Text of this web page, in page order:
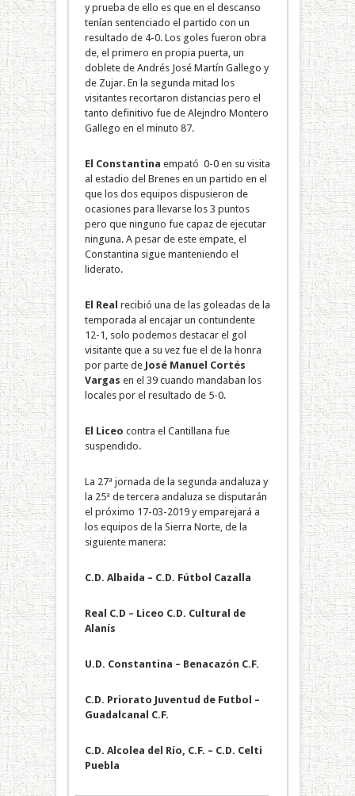
y prueba de ello es que en el descanso
tenían sentenciado el partido con un
resultado de 4-0. Los goles fueron obra
de, el primero en propia puerta, un
doblete de Andrés José Martín Gallego y
de Zujar. En la segunda mitad los
visitantes recortaron distancias pero el
tanto definitivo fue de Alejndro Montero
Gallego en el minuto 87.
El Constantina empató 0-0 en su visita
al estadio del Brenes en un partido en el
que los dos equipos dispusieron de
ocasiones para llevarse los 3 puntos
pero que ninguno fue capaz de ejecutar
ninguna. A pesar de este empate, el
Constantina sigue manteniendo el
liderato.
El Real recibió una de las goleadas de la
temporada al encajar un contundente
12-1, solo podemos destacar el gol
visitante que a su vez fue el de la honra
por parte de José Manuel Cortés
Vargas en el 39 cuando mandaban los
locales por el resultado de 5-0.
El Liceo contra el Cantillana fue
suspendido.
La 27ª jornada de la segunda andaluza y
la 25ª de tercera andaluza se disputarán
el próximo 17-03-2019 y emparejará a
los equipos de la Sierra Norte, de la
siguiente manera:
C.D. Albaida – C.D. Fútbol Cazalla
Real C.D – Liceo C.D. Cultural de
Alanís
U.D. Constantina – Benacazón C.F.
C.D. Priorato Juventud de Futbol –
Guadalcanal C.F.
C.D. Alcolea del Río, C.F. – C.D. Celti
Puebla